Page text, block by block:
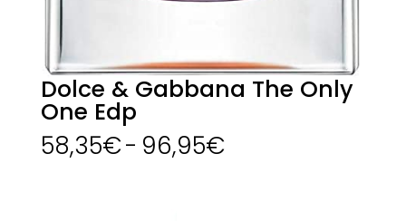
Dolce & Gabbana The Only
One Edp
58,35€- 96,95€Rango